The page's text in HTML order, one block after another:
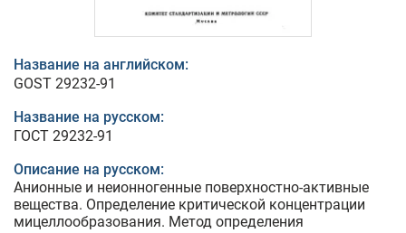
Название на английском:
GOST 29232-91
Название на русском:
ГОСТ 29232-91
Описание на русском:
Анионные и неионногенные поверхностно-активные
вещества. Определение критической концентрации
мицеллообразования. Метод определения